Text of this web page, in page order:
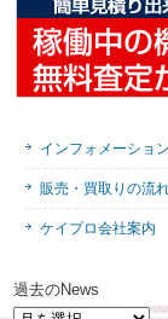
インフォメーション
販売・買取りの流
ケイプロ会社案内
過去のNews